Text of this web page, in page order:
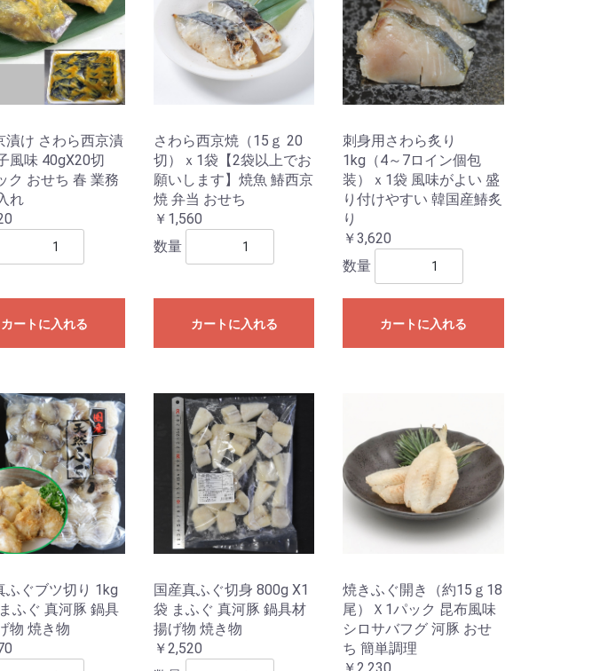
漬け さわら西京漬
風味 40gX20切
ク おせち 春 業務
れ
カートに入れる
さわら西京焼（15ｇ 20
切）ｘ1袋【2袋以上でお
願いします】焼魚 鰆西京
焼 弁当 おせち
￥1,560
数量
カートに入れる
刺身用さわら炙り
1kg（4～7ロイン個包
装）ｘ1袋 風味がよい 盛
り付けやすい 韓国産鰆炙
り
￥3,620
数量
カートに入れる
ふぐブツ切り 1kg
ふぐ 真河豚 鍋具
物 焼き物
国産真ふぐ切身 800g X1
袋 まふぐ 真河豚 鍋具材
揚げ物 焼き物
￥2,520
焼きふぐ開き（約15ｇ18
尾）Ｘ1パック 昆布風味
シロサバフグ 河豚 おせ
ち 簡単調理